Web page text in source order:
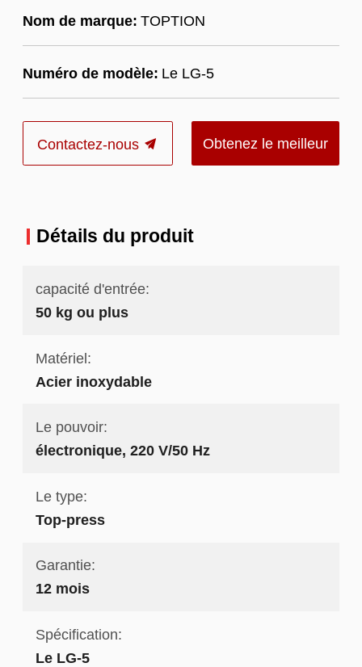
Nom de marque: TOPTION
Numéro de modèle: Le LG-5
Contactez-nous Obtenez le meilleur
Détails du produit
capacité d'entrée:
50 kg ou plus
Matériel:
Acier inoxydable
Le pouvoir:
électronique, 220 V/50 Hz
Le type:
Top-press
Garantie:
12 mois
Spécification:
Le LG-5